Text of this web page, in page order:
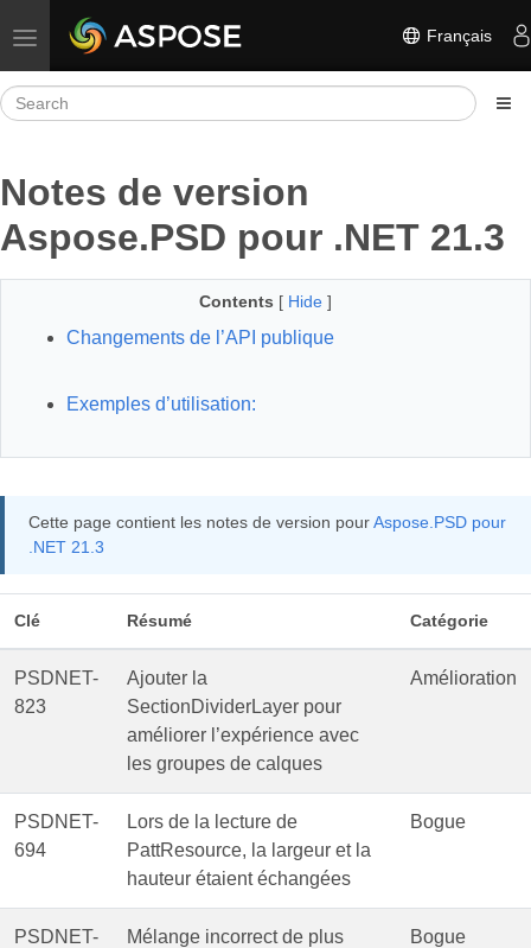
Toggle navigation Français
Notes de version
Aspose.PSD pour .NET 21.3
Contents [ Hide ]
Changements de l’API publique
Exemples d’utilisation:
Cette page contient les notes de version pourAspose.PSD pour
.NET 21.3
Clé Résumé Catégorie
PSDNET-
823
Ajouter la
SectionDividerLayer pour
améliorer l’expérience avec
les groupes de calques
Amélioration
PSDNET-
694
Lors de la lecture de
PattResource, la largeur et la
hauteur étaient échangées
Bogue
PSDNET-
Mélange incorrect de plus
Bogue